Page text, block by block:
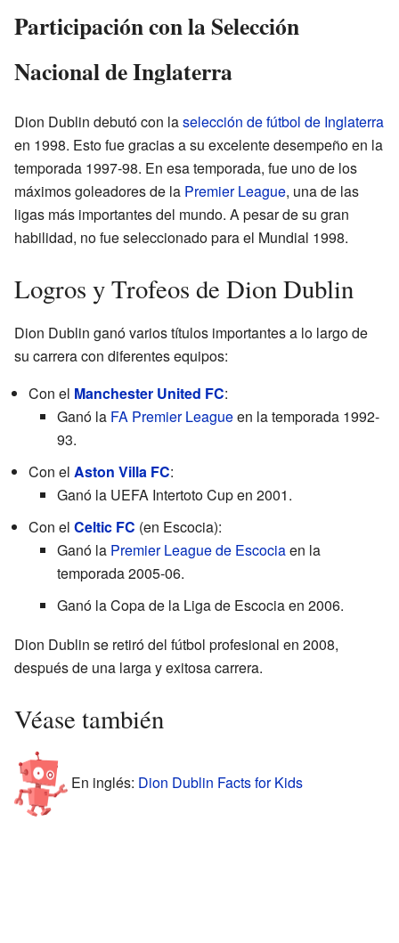
Participación con la Selección
Nacional de Inglaterra
Dion Dublin debutó con laselección de fútbol de Inglaterra
en 1998. Esto fue gracias a su excelente desempeño en la
temporada 1997-98. En esa temporada, fue uno de los
máximos goleadores de la Premier League, una de las
ligas más importantes del mundo. A pesar de su gran
habilidad, no fue seleccionado para el Mundial 1998.
Logros y Trofeos de Dion Dublin
Dion Dublin ganó varios títulos importantes a lo largo de
su carrera con diferentes equipos:
Con el Manchester United FC:
Ganó la FA Premier Leagueen la temporada 1992-
93.
Con el Aston Villa FC:
Ganó la UEFA Intertoto Cup en 2001.
Con el Celtic FC (en Escocia):
Ganó la Premier League de Escociaen la
temporada 2005-06.
Ganó la Copa de la Liga de Escocia en 2006.
Dion Dublin se retiró del fútbol profesional en 2008,
después de una larga y exitosa carrera.
Véase también
En inglés: Dion Dublin Facts for Kids